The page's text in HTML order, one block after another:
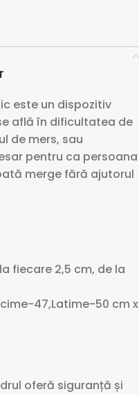
este un dispozitiv
află în dificultatea de
de mers, sau
pentru ca persoana
merge fără ajutorul
fiecare 2,5 cm, de la
47,Latime-50 cm x
oferă siguranță și